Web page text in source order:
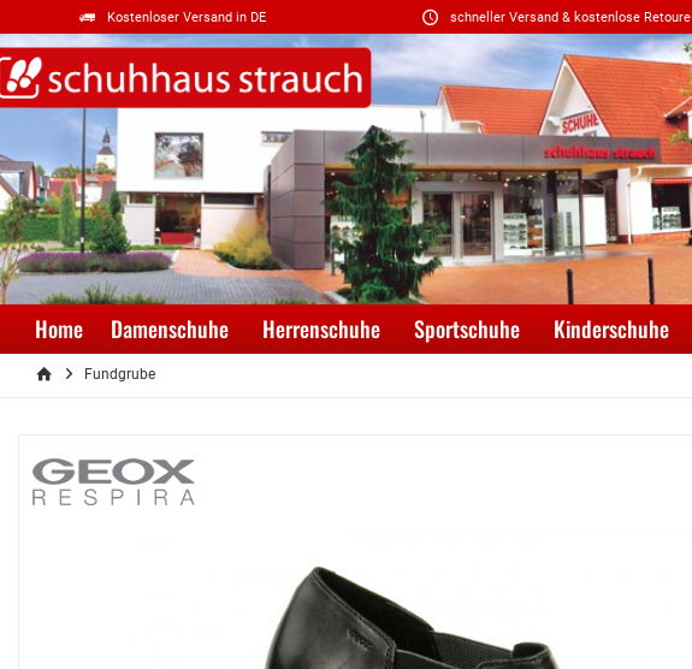
Kostenloser Versand in DE schneller Versand & kostenlose Retoure
Home Damenschuhe Herrenschuhe Sportschuhe Kinderschuhe
Fundgrube